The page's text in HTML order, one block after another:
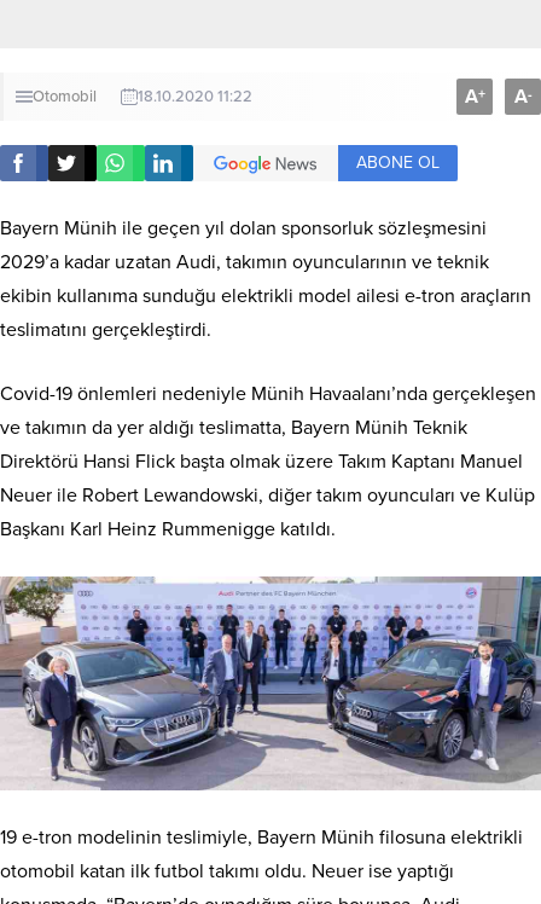
Otomobil 18.10.2020 11:22 A+ A-
ABONE OL
Bayern Münih ile geçen yıl dolan sponsorluk sözleşmesini
2029’a kadar uzatan Audi, takımın oyuncularının ve teknik
ekibin kullanıma sunduğu elektrikli model ailesi e-tron araçların
teslimatını gerçekleştirdi.
Covid-19 önlemleri nedeniyle Münih Havaalanı’nda gerçekleşen
ve takımın da yer aldığı teslimatta, Bayern Münih Teknik
Direktörü Hansi Flick başta olmak üzere Takım Kaptanı Manuel
Neuer ile Robert Lewandowski, diğer takım oyuncuları ve Kulüp
Başkanı Karl Heinz Rummenigge katıldı.
19 e-tron modelinin teslimiyle, Bayern Münih filosuna elektrikli
otomobil katan ilk futbol takımı oldu. Neuer ise yaptığı